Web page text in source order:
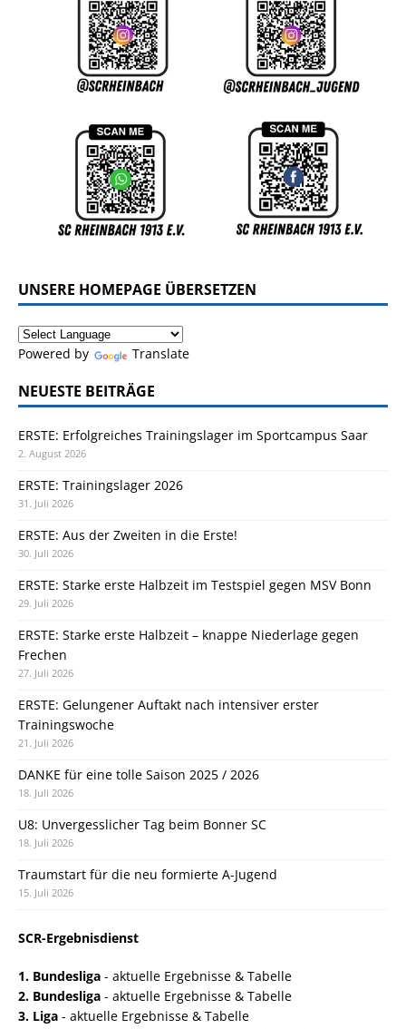
UNSERE HOMEPAGE ÜBERSETZEN
Powered by Translate
NEUESTE BEITRÄGE
ERSTE: Erfolgreiches Trainingslager im Sportcampus Saar
2. August 2026
ERSTE: Trainingslager 2026
31. Juli 2026
ERSTE: Aus der Zweiten in die Erste!
30. Juli 2026
ERSTE: Starke erste Halbzeit im Testspiel gegen MSV Bonn
29. Juli 2026
ERSTE: Starke erste Halbzeit – knappe Niederlage gegen
Frechen
27. Juli 2026
ERSTE: Gelungener Auftakt nach intensiver erster
Trainingswoche
21. Juli 2026
DANKE für eine tolle Saison 2025 / 2026
18. Juli 2026
U8: Unvergesslicher Tag beim Bonner SC
18. Juli 2026
Traumstart für die neu formierte A-Jugend
15. Juli 2026
SCR-Ergebnisdienst
1. Bundesliga - aktuelle Ergebnisse & Tabelle
2. Bundesliga - aktuelle Ergebnisse & Tabelle
3. Liga - aktuelle Ergebnisse & Tabelle